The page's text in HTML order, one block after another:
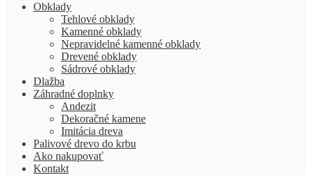
Obklady
Tehlové obklady
Kamenné obklady
Nepravidelné kamenné obklady
Drevené obklady
Sádrové obklady
Dlažba
Záhradné doplnky
Andezit
Dekoračné kamene
Imitácia dreva
Palivové drevo do krbu
Ako nakupovať
Kontakt